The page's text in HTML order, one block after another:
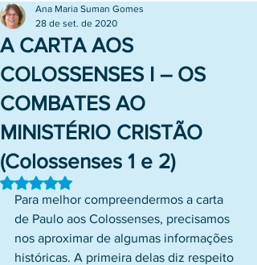
A CARTA AOS
COLOSSENSES I – OS
COMBATES AO
MINISTÉRIO CRISTÃO
(Colossenses 1 e 2)
Ana Maria Suman Gomes
28 de set. de 2020
Avaliado com NaN de 5 estrelas.
Para melhor compreendermos a carta
de Paulo aos Colossenses, precisamos
nos aproximar de algumas informações
históricas. A primeira delas diz respeito